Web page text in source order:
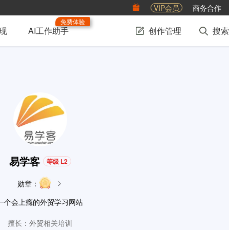
VIP会员 商务合作
AI工作助手
免费体验
创作管理 搜索
易学客 等级 L2
勋章：
个会上瘾的外贸学习网站
擅长：外贸相关培训